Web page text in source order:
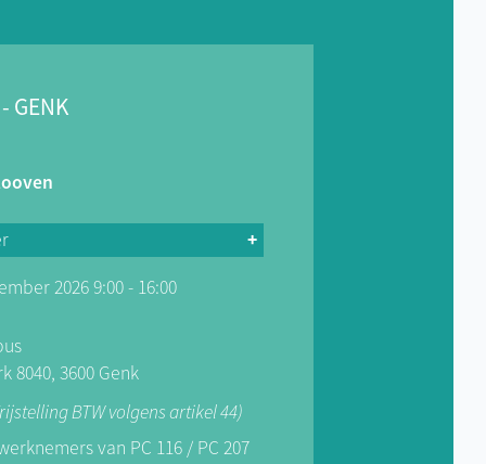
GENK
een achtergrond in
heb ik expertise
compounding en
waarna ik als
Peer verantwoordelijk was
2026 9:00 - 16:00
8040, 3600 Genk
BTW volgens artikel 44)
van PC 116 / PC 207